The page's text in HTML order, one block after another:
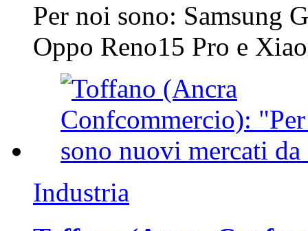
Per noi sono: Samsung
Oppo Reno15 Pro e
Industria